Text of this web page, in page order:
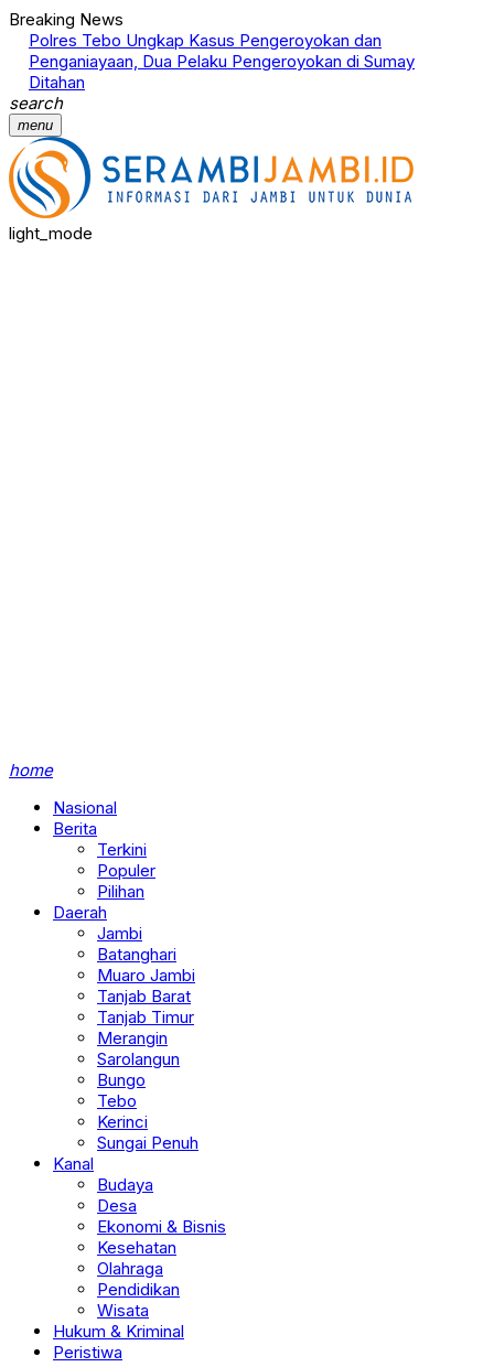
Breaking News
Polres Tebo Ungkap Kasus Pengeroyokan dan
Penganiayaan, Dua Pelaku Pengeroyokan di Sumay
Ditahan
search
menu
light_mode
home
Nasional
Berita
Terkini
Populer
Pilihan
Daerah
Jambi
Batanghari
Muaro Jambi
Tanjab Barat
Tanjab Timur
Merangin
Sarolangun
Bungo
Tebo
Kerinci
Sungai Penuh
Kanal
Budaya
Desa
Ekonomi & Bisnis
Kesehatan
Olahraga
Pendidikan
Wisata
Hukum & Kriminal
Peristiwa